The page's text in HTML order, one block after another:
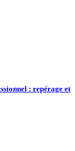
: repérage et